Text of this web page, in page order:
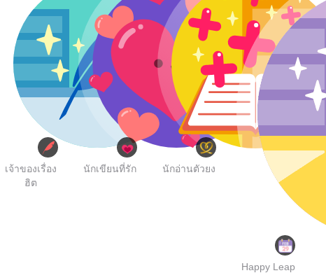
เจ้าของเรื่อง
ฮิต
นักเขียนที่รัก นักอ่านตัวยง
Happy Leap